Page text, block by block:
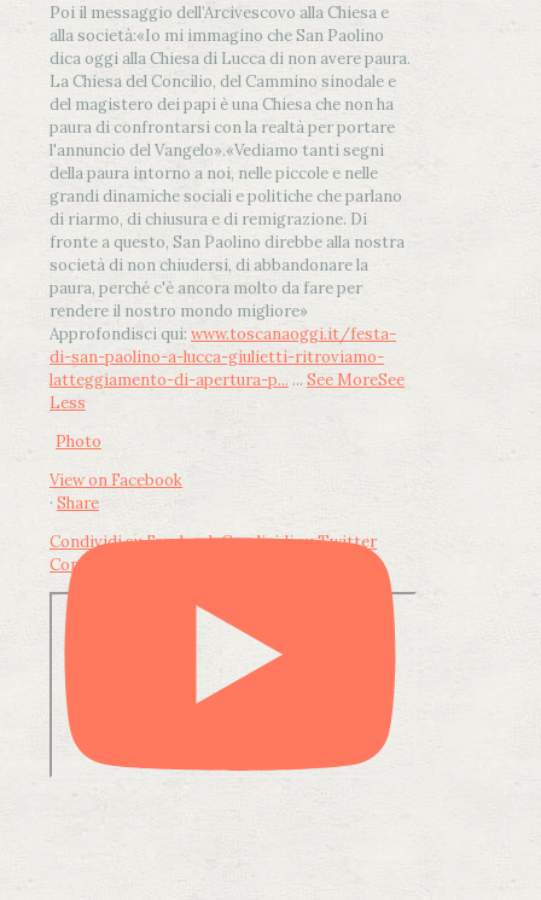
Poi il messaggio dell’Arcivescovo alla Chiesa e
alla società:«Io mi immagino che San Paolino
dica oggi alla Chiesa di Lucca di non avere paura.
La Chiesa del Concilio, del Cammino sinodale e
del magistero dei papi è una Chiesa che non ha
paura di confrontarsi con la realtà per portare
l'annuncio del Vangelo».«Vediamo tanti segni
della paura intorno a noi, nelle piccole e nelle
grandi dinamiche sociali e politiche che parlano
di riarmo, di chiusura e di remigrazione. Di
fronte a questo, San Paolino direbbe alla nostra
società di non chiudersi, di abbandonare la
paura, perché c'è ancora molto da fare per
rendere il nostro mondo migliore»
Approfondisci qui: www.toscanaoggi.it/festa-
di-san-paolino-a-lucca-giulietti-ritroviamo-
latteggiamento-di-apertura-p... ... See MoreSee
Less
Photo
View on Facebook
· Share
Condividi su FacebookCondividi su Twitter
Condividi su LinkedIn